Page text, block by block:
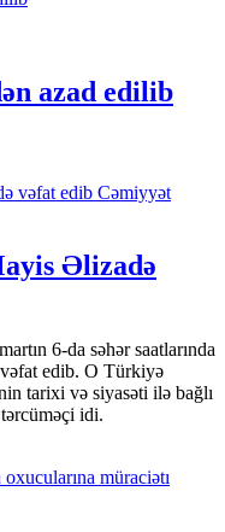
azad edilib
Cəmiyyət
Əlizadə
6-da səhər saatlarında
edib. O Türkiyə
tarixi və siyasəti ilə bağlı
idi.